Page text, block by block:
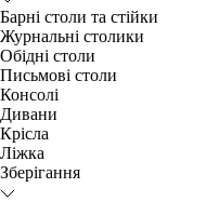
Барні столи та стійки
Журнальні столики
Обідні столи
Письмові столи
Консолі
Дивани
Крісла
Ліжка
Зберігання